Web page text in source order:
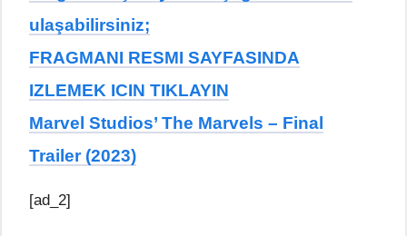
ulaşabilirsiniz;
FRAGMANI RESMI SAYFASINDA
IZLEMEK ICIN TIKLAYIN
Marvel Studios’ The Marvels – Final
Trailer (2023)
[ad_2]